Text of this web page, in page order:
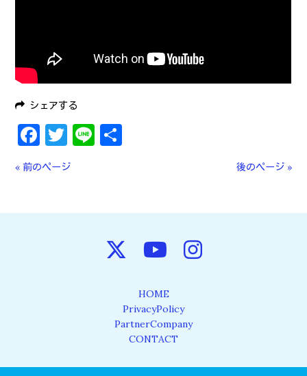
シェアする
Facebook
Twitter
Line
« 前のページ 後のページ »
HOME
PrivacyPolicy
PartnerCompany
CONTACT